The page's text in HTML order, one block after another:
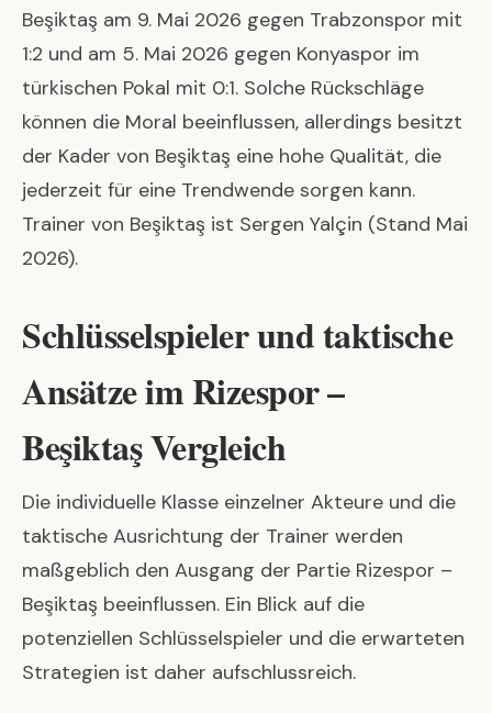
Beşiktaş am 9. Mai 2026 gegen Trabzonspor mit
1:2 und am 5. Mai 2026 gegen Konyaspor im
türkischen Pokal mit 0:1. Solche Rückschläge
können die Moral beeinflussen, allerdings besitzt
der Kader von Beşiktaş eine hohe Qualität, die
jederzeit für eine Trendwende sorgen kann.
Trainer von Beşiktaş ist Sergen Yalçin (Stand Mai
2026).
Schlüsselspieler und taktische
Ansätze im Rizespor –
Beşiktaş Vergleich
Die individuelle Klasse einzelner Akteure und die
taktische Ausrichtung der Trainer werden
maßgeblich den Ausgang der Partie Rizespor –
Beşiktaş beeinflussen. Ein Blick auf die
potenziellen Schlüsselspieler und die erwarteten
Strategien ist daher aufschlussreich.